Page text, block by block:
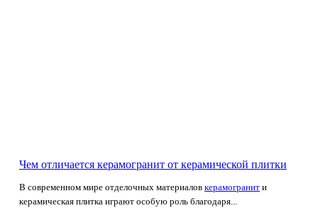
Чем отличается керамогранит от керамической плитки
В современном мире отделочных материалов керамогранит и
керамическая плитка играют особую роль благодаря...